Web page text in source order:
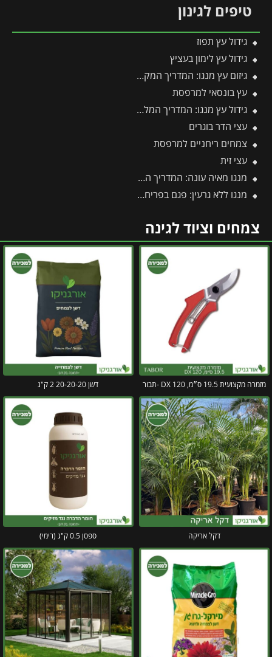
טיפים לגינון
גידול עץ תפוז
גידול עץ לימון בעציץ
גיזום עץ מנגו: המדריך המקצועי לעיצוב, הגברת היבול והדברת מזיקים
עץ בונסאי למרפסת
גידול עץ מנגו: המדריך המלא לתנאי גידול, שתילה וטיפול אופטימלי
עצי הדר בוגרים
צמחים ריחניים למרפסת
עצי זית
מנגו מאיה עונה: המדריך המלא לעונות הפרי, השתילה, הגיזום והטיפול
מנגו ללא גרעין: פגם בפריחה או יתרון אקזוטי?
צמחים וציוד לגינה
מזמרה מקצועית 19.5 ס״מ, DX 120 -תבור דשן 20-20-20 2 ק"ג
דקל אריקה ספסן 0.5 ק"ג (רימי)